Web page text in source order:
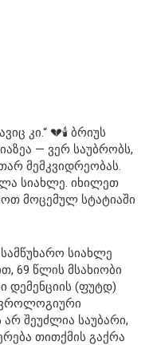
კი.“ 💔🕯 ბრიუს
— ვერ საუბრობს,
მემკვიდრეობას.
სიახლე. იხილეთ
მოცემულ სტატიაში
სიახლე
69 წლის მსახიობი
(ფუტდ)
შეუძლია საუბარი,
თითქმის გაქრა